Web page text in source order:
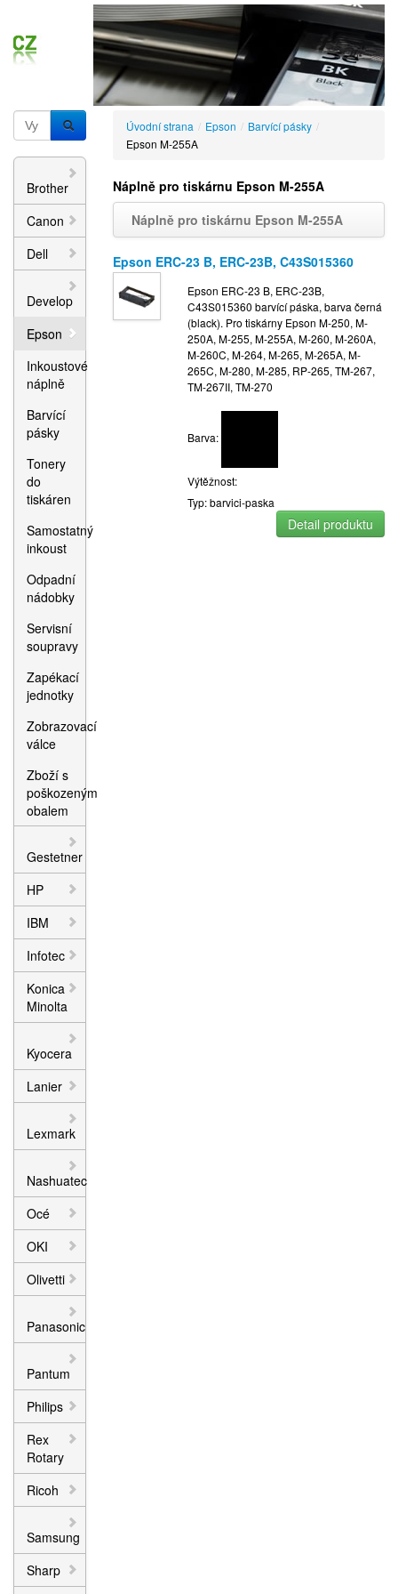
Brother
Canon
Dell
Develop
Epson
Inkoustové
náplně
Barvící
pásky
Tonery
do
tiskáren
Samostatný
inkoust
Odpadní
nádobky
Servisní
soupravy
Zapékací
jednotky
Zobrazovací
válce
Zboží s
poškozeným
obalem
Gestetner
HP
IBM
Infotec
Konica
Minolta
Kyocera
Lanier
Lexmark
Nashuatec
Océ
OKI
Olivetti
Panasonic
Pantum
Philips
Rex
Rotary
Ricoh
Samsung
Sharp
Úvodní strana / Epson / Barvící pásky /
Epson M-255A
Náplně pro tiskárnu Epson M-255A
Náplně pro tiskárnu Epson M-255A
Epson ERC-23 B, ERC-23B, C43S015360
Epson ERC-23 B, ERC-23B,
C43S015360 barvící páska, barva černá
(black). Pro tiskárny Epson M-250, M-
250A, M-255, M-255A, M-260, M-260A,
M-260C, M-264, M-265, M-265A, M-
265C, M-280, M-285, RP-265, TM-267,
TM-267II, TM-270
Barva:
Výtěžnost:
Typ: barvici-paska
Detail produktu